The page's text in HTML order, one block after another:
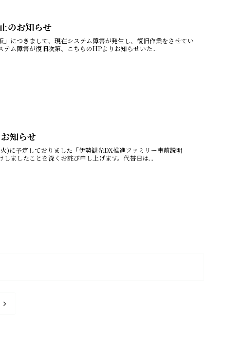
のお知らせ
につきまして、現在システム障害が発生し、復旧作業をさせてい
ム障害が復旧次第、こちらのHPよりお知らせいた...
知らせ
)に予定しておりました「伊勢観光DX推進ファミリー事前説明
ましたことを深くお詫び申し上げます。代替日は...
次